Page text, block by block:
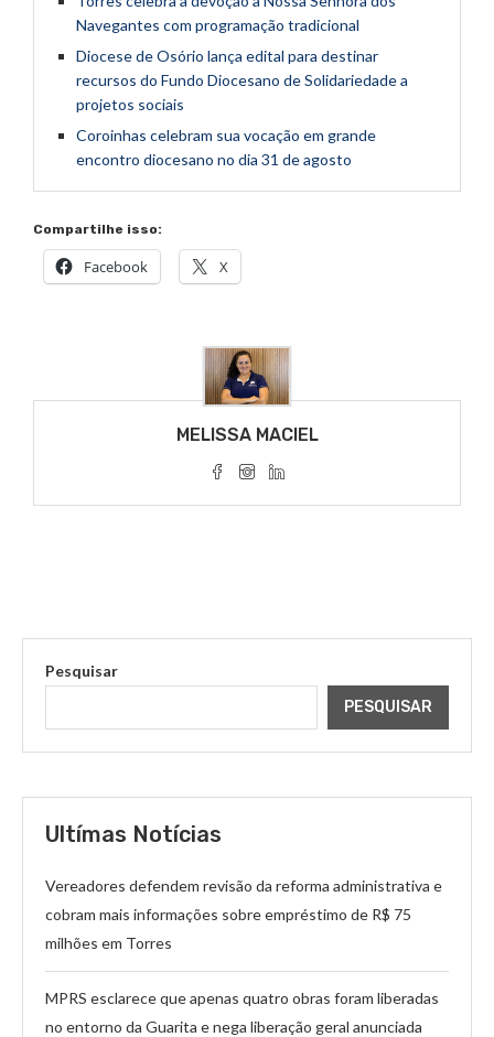
Navegantes com programação tradicional
Diocese de Osório lança edital para destinar
recursos do Fundo Diocesano de Solidariedade a
projetos sociais
Coroinhas celebram sua vocação em grande
encontro diocesano no dia 31 de agosto
Compartilhe isso:
Facebook X
MELISSA MACIEL
Pesquisar
PESQUISAR
Ultímas Notícias
Vereadores defendem revisão da reforma administrativa e
cobram mais informações sobre empréstimo de R$ 75
milhões em Torres
MPRS esclarece que apenas quatro obras foram liberadas
no entorno da Guarita e nega liberação geral anunciada